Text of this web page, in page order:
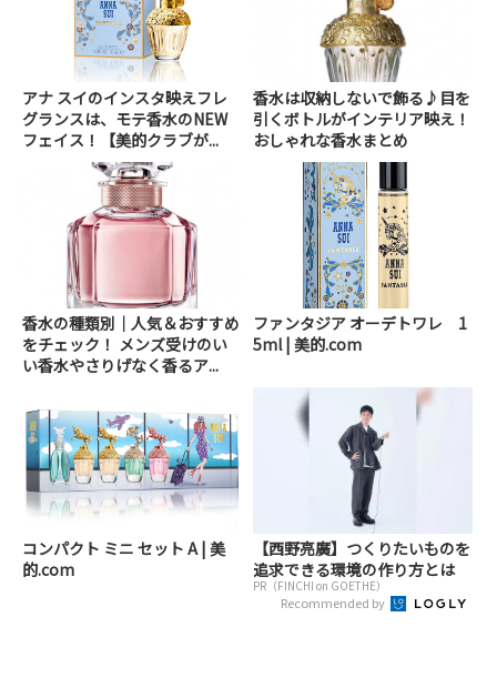
アナ スイのインスタ映えフレ
グランスは、モテ香水のNEW
フェイス！【美的クラブが...
香水は収納しないで飾る♪目を
引くボトルがインテリア映え！
おしゃれな香水まとめ
香水の種類別｜人気＆おすすめ
をチェック！ メンズ受けのい
い香水やさりげなく香るア...
ファンタジア オーデトワレ 1
5ml | 美的.com
コンパクト ミニ セット A | 美
的.com
【西野亮廣】つくりたいものを
追求できる環境の作り方とは
PR（FINCHI on GOETHE）
Recommended by